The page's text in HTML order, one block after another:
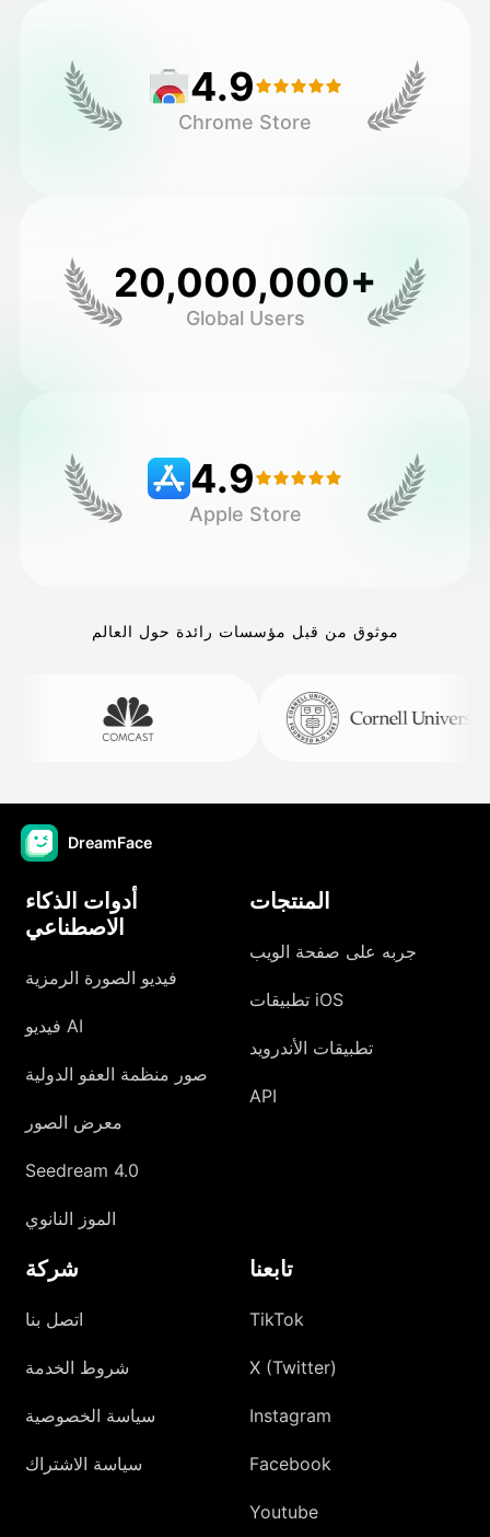
4.9
Chrome Store
20,000,000+
Global Users
4.9
Apple Store
موثوق من قبل مؤسسات رائدة حول العالم
DreamFace
أدوات الذكاء
الاصطناعي
فيديو الصورة الرمزية
فيديو AI
صور منظمة العفو الدولية
معرض الصور
Seedream 4.0
الموز النانوي
المنتجات
جربه على صفحة الويب
تطبيقات iOS
تطبيقات الأندرويد
API
شركة
اتصل بنا
شروط الخدمة
سياسة الخصوصية
سياسة الاشتراك
تابعنا
TikTok
X (Twitter)
Instagram
Facebook
Youtube